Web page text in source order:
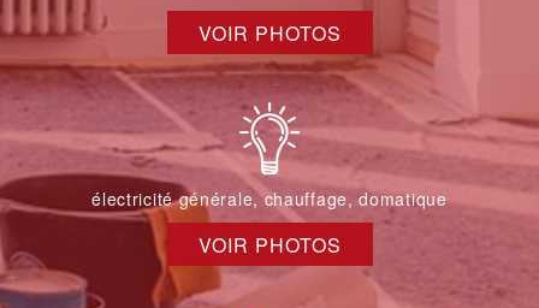
VOIR PHOTOS
électricité générale, chauffage, domatique
VOIR PHOTOS